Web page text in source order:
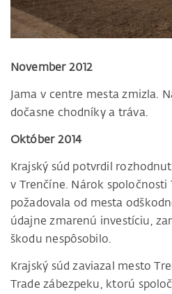
November 2012
Jama v centre mesta zmizla.
dočasne chodníky a tráva.
Október 2014
Krajský súd potvrdil
v Trenčíne. Nárok spoločnosti
požadovala od mesta
údajne zmarenú investíciu,
škodu nespôsobilo.
Krajský súd zaviazal mesto
Trade zábezpeku, ktorú